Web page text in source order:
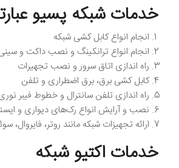
خدمات شبکه پسیو
انجام انواع کابل کشی شبکه
انجام انواع ترانکینگ و نصب داکت و
راه اندازی اتاق سرور و نصب تجهیرات
کابل کشی برق، برق اضطراری و تلفن
راه اندازی تلفن سانترال و خطوط فیبر
نصب و آرایش انواع رک‌های دیواری و
ارائه تجهیزات شبکه مانند روتر، فایروال،
خدمات اکتیو شبکه